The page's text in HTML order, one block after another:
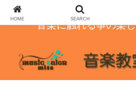
音楽に触れる事の楽
HOME SEARCH